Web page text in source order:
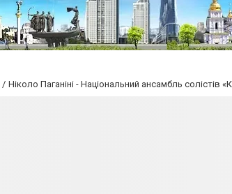
Ніколо Паганіні - Національний ансамбль солістів